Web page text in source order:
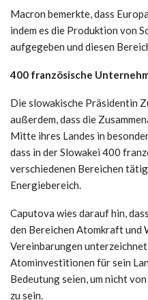
Macron bemerkte, dass
indem es die Produktion von
aufgegeben und diesen
400 französische
Die slowakische Präsidentin
außerdem, dass die
Mitte ihres Landes in
dass in der Slowakei 400
verschiedenen Bereichen
Energiebereich.
Caputova wies darauf hin,
den Bereichen Atomkraft
Vereinbarungen
Atominvestitionen für sein
Bedeutung seien, um nicht
zu sein.